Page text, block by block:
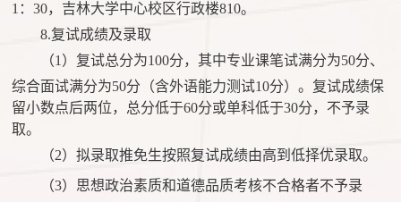
1：30，吉林大学中心校区行政楼810。
8.复试成绩及录取
（1）复试总分为100分，其中专业课笔试满分为50分、
综合面试满分为50分（含外语能力测试10分）。复试成绩保
留小数点后两位，总分低于60分或单科低于30分，不予录
取。
（2）拟录取推免生按照复试成绩由高到低择优录取。
（3）思想政治素质和道德品质考核不合格者不予录